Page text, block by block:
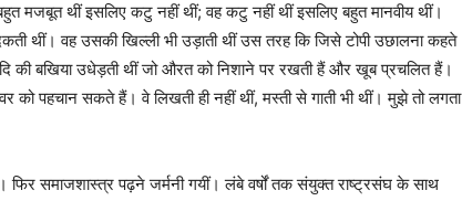
मजबूत थीं इसलिए कटु नहीं थीं; वह कटु नहीं थीं इसलिए बहुत मानवीय थीं।
थीं। वह उसकी खिल्ली भी उड़ाती थीं उस तरह कि जिसे टोपी उछालना कहते
की बखिया उधेड़ती थीं जो औरत को निशाने पर रखती हैं और खूब प्रचलित हैं।
पहचान सकते हैं। वे लिखती ही नहीं थीं, मस्ती से गाती भी थीं। मुझे तो लगता
फिर समाजशास्त्र पढ़ने जर्मनी गयीं। लंबे वर्षों तक संयुक्त राष्ट्रसंघ के साथ